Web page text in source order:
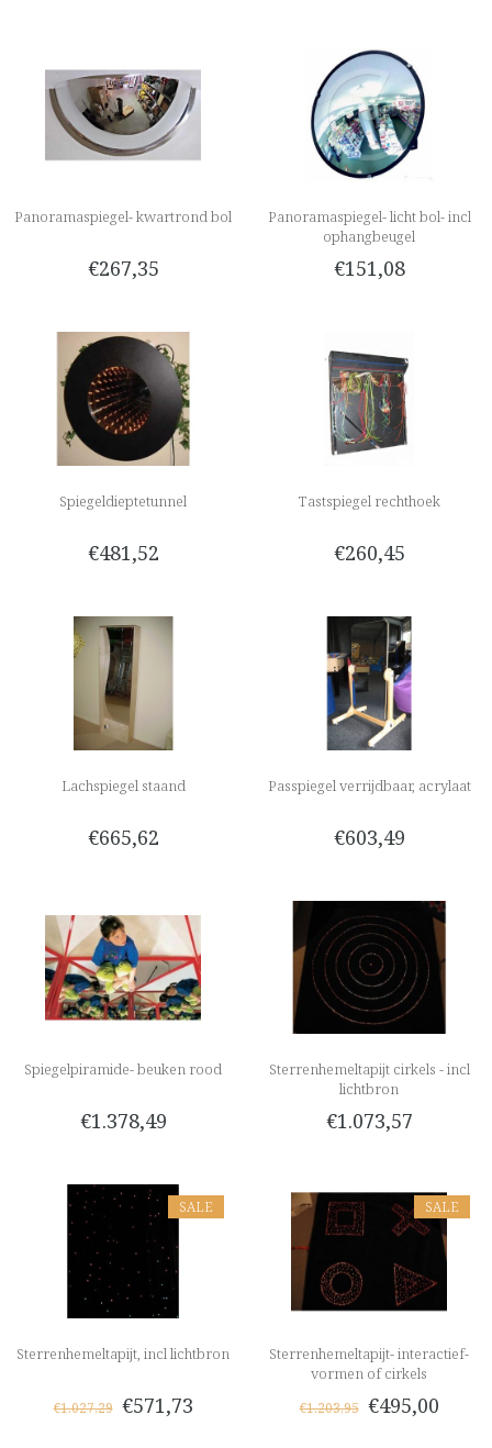
Panoramaspiegel- kwartrond bol
€267,35
Panoramaspiegel- licht bol- incl
ophangbeugel
€151,08
Spiegeldieptetunnel
€481,52
Tastspiegel rechthoek
€260,45
Lachspiegel staand
€665,62
Passpiegel verrijdbaar, acrylaat
€603,49
Spiegelpiramide- beuken rood
€1.378,49
Sterrenhemeltapijt cirkels - incl
lichtbron
€1.073,57
SALE
Sterrenhemeltapijt, incl lichtbron
€1.027,29 €571,73
SALE
Sterrenhemeltapijt- interactief-
vormen of cirkels
€1.203,95 €495,00